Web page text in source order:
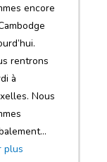
encore
rentrons
à
Nous
plus